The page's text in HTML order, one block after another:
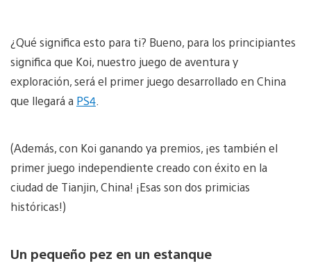
¿Qué significa esto para ti? Bueno, para los principiantes
significa que Koi, nuestro juego de aventura y
exploración, será el primer juego desarrollado en China
que llegará a PS4
(Además, con Koi ganando ya premios, ¡es también el
primer juego independiente creado con éxito en la
ciudad de Tianjin, China! ¡Esas son dos primicias
históricas!)
Un pequeño pez en un estanque